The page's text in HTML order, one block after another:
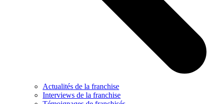
Actualités de la franchise
Interviews de la franchise